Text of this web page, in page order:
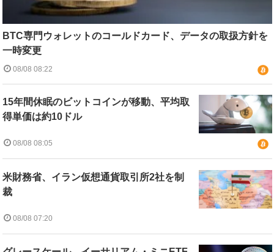
BTC専門ウォレットのコールドカード、データの取扱方針を
一時変更
08/08 08:22
15年間休眠のビットコインが移動、平均取
得単価は約10ドル
08/08 08:05
米財務省、イラン仮想通貨取引所2社を制
裁
08/08 07:20